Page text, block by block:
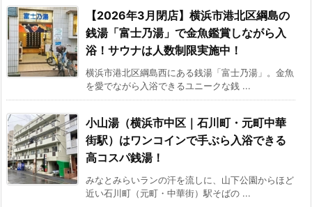
【2026年3月閉店】横浜市港北区綱島の
銭湯「富士乃湯」で金魚鑑賞しながら入
浴！サウナは人数制限実施中！
横浜市港北区綱島西にある銭湯「富士乃湯」。金魚
を愛でながら入浴できるユニークな銭 ...
小山湯（横浜市中区｜石川町・元町中華
街駅）はワンコインで手ぶら入浴できる
高コスパ銭湯！
みなとみらいランの汗を流しに、山下公園からほど
近い石川町（元町・中華街）駅そばの ...